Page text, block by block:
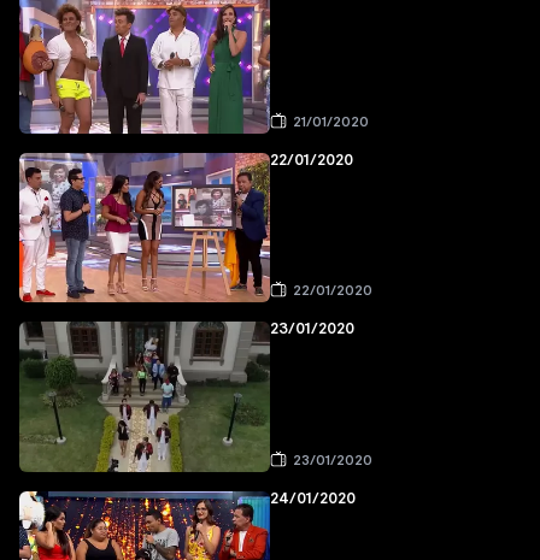
21/01/2020
22/01/2020
22/01/2020
23/01/2020
23/01/2020
24/01/2020